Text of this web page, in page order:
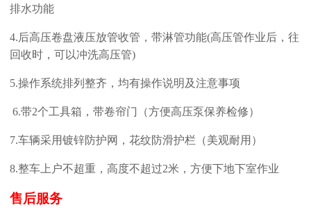
排水功能
4.后高压卷盘液压放管收管，带淋管功能(高压管作业后，往
回收时，可以冲洗高压管)
5.操作系统排列整齐，均有操作说明及注意事项
6.带2个工具箱，带卷帘门（方便高压泵保养检修）
7.车辆采用镀锌防护网，花纹防滑护栏（美观耐用）
8.整车上户不超重，高度不超过2米，方便下地下室作业
售后服务